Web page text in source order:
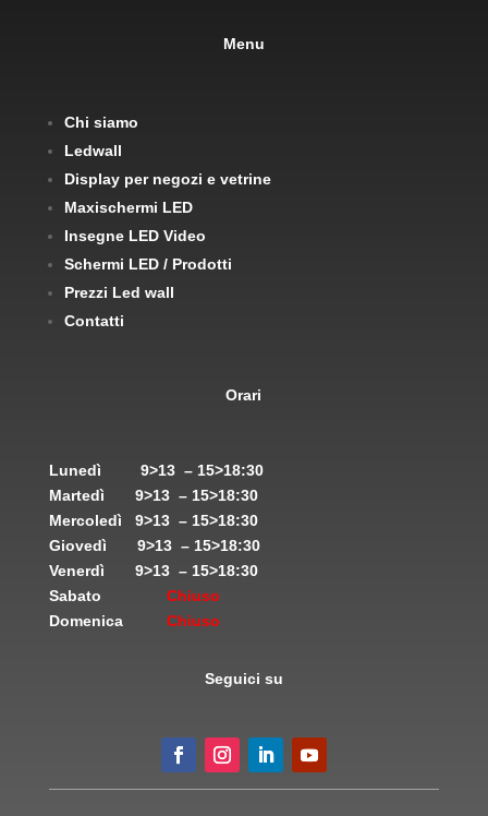
Menu
Chi siamo
Ledwall
Display per negozi e vetrine
Maxischermi LED
Insegne LED Video
Schermi LED / Prodotti
Prezzi Led wall
Contatti
Orari
Lunedì 9>13 – 15>18:30
Martedì 9>13 – 15>18:30
Mercoledì 9>13 – 15>18:30
Giovedì 9>13 – 15>18:30
Venerdì 9>13 – 15>18:30
Sabato
Chiuso
Domenica
Chiuso
Seguici su